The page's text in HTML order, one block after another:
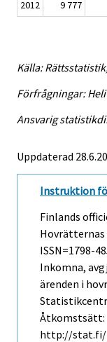
2012
9 777
Källa:
Förfrågningar:
Ansvarig
Uppdaterad
Instruktion
Finlands
ISSN=1798-
Inkomna,
ärenden i
Åtkomstsätt:
http://stat.fi/